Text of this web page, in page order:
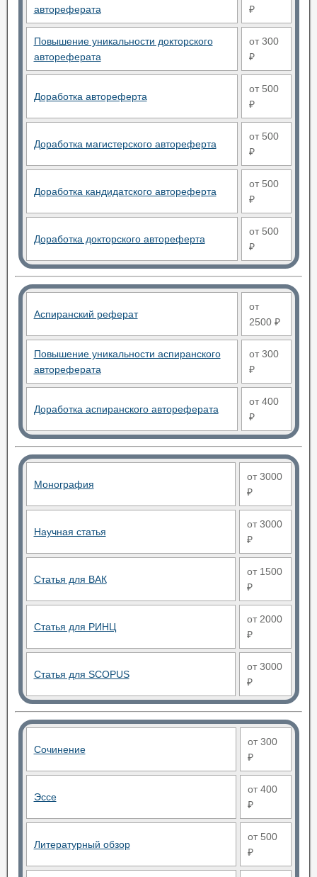
автореферата
₽
Повышение уникальности докторского
автореферата
от 300
₽
Доработка автореферта
от 500
₽
Доработка магистерского автореферта
от 500
₽
Доработка кандидатского автореферта
от 500
₽
Доработка докторского автореферта
от 500
₽
Аспиранский реферат
от
2500 ₽
Повышение уникальности аспиранского
автореферата
от 300
₽
Доработка аспиранского автореферата
от 400
₽
Монография
от 3000
₽
Научная статья
от 3000
₽
Статья для ВАК
от 1500
₽
Статья для РИНЦ
от 2000
₽
Статья для SCOPUS
от 3000
₽
Сочинение
от 300
₽
Эссе
от 400
₽
Литературный обзор
от 500
₽